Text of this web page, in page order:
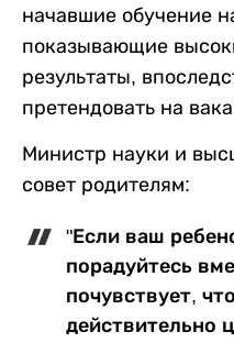
начавшие обучение
показывающие
результаты,
претендовать на
Министр науки и
совет родителям:
"Если ваш
порадуйтесь
почувствует,
действительно